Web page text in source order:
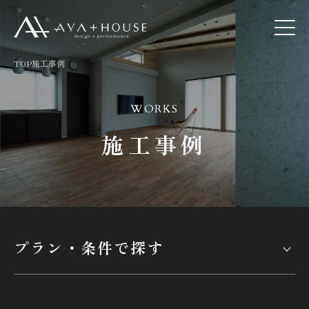
TOP施工事例
WORKS
施工事例
プラン・条件で探す